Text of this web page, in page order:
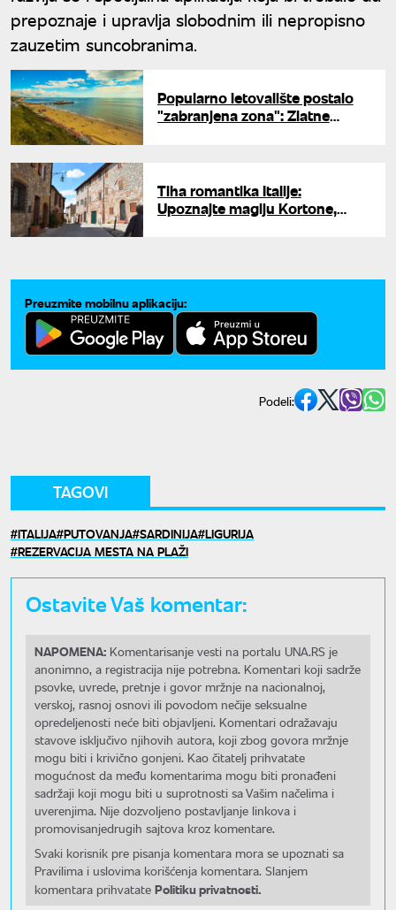
prepoznaje i upravlja slobodnim ili nepropisno
zauzetim suncobranima.
Popularno letovalište postalo
"zabranjena zona": Zlatne
Tiha romantika Italije:
Upoznajte magiju Kortone,
Preuzmite mobilnu aplikaciju:
Podeli:
TAGOVI
ITALIJA PUTOVANJA SARDINIJA LIGURIJA
REZERVACIJA MESTA NA PLAŽI
Ostavite Vaš komentar:
NAPOMENA: Komentarisanje vesti na portalu UNA.RS je
anonimno, a registracija nije potrebna. Komentari koji sadrže
psovke, uvrede, pretnje i govor mržnje na nacionalnoj,
verskoj, rasnoj osnovi ili povodom nečije seksualne
opredeljenosti neće biti objavljeni. Komentari odražavaju
stavove isključivo njihovih autora, koji zbog govora mržnje
mogu biti i krivično gonjeni. Kao čitatelj prihvatate
mogućnost da među komentarima mogu biti pronađeni
sadržaji koji mogu biti u suprotnosti sa Vašim načelima i
uverenjima. Nije dozvoljeno postavljanje linkova i
promovisanjedrugih sajtova kroz komentare.
Svaki korisnik pre pisanja komentara mora se upoznati sa
Pravilima i uslovima korišćenja komentara. Slanjem
komentara prihvatate Politiku privatnosti.